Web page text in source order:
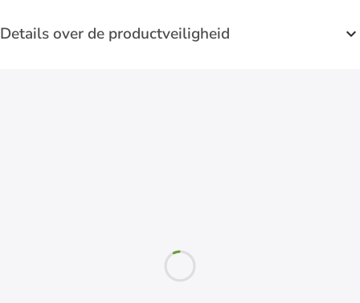
Details over de productveiligheid